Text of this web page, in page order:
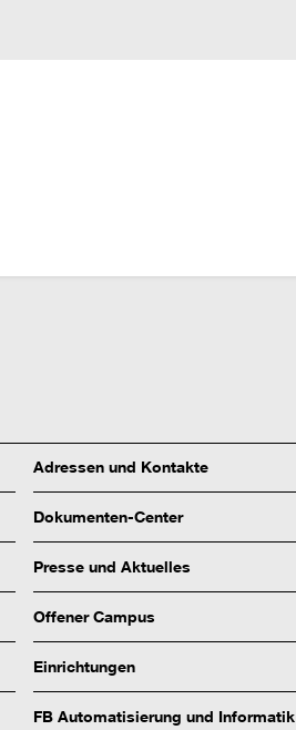
Adressen und Kontakte
Dokumenten-Center
Presse und Aktuelles
Offener Campus
Einrichtungen
FB Automatisierung und Informatik